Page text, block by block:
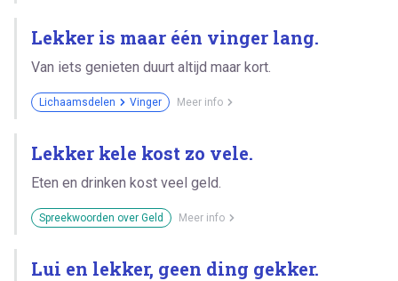
Lekker is maar één vinger lang.
Van iets genieten duurt altijd maar kort.
Lichaamsdelen Vinger Meer info
Lekker kele kost zo vele.
Eten en drinken kost veel geld.
Spreekwoorden over Geld Meer info
Lui en lekker, geen ding gekker.